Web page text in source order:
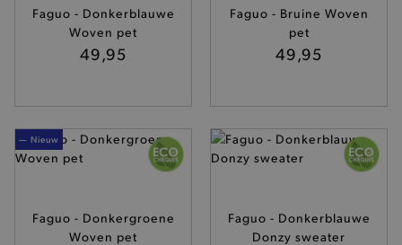
Faguo - Donkerblauwe
Woven pet
49,95
Faguo - Bruine Woven
pet
49,95
— Nieuw
Faguo - Donkergroene
Woven pet
Faguo - Donkerblauwe
Donzy sweater